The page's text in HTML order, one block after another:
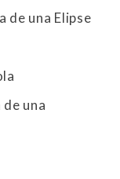
de una Elipse
una